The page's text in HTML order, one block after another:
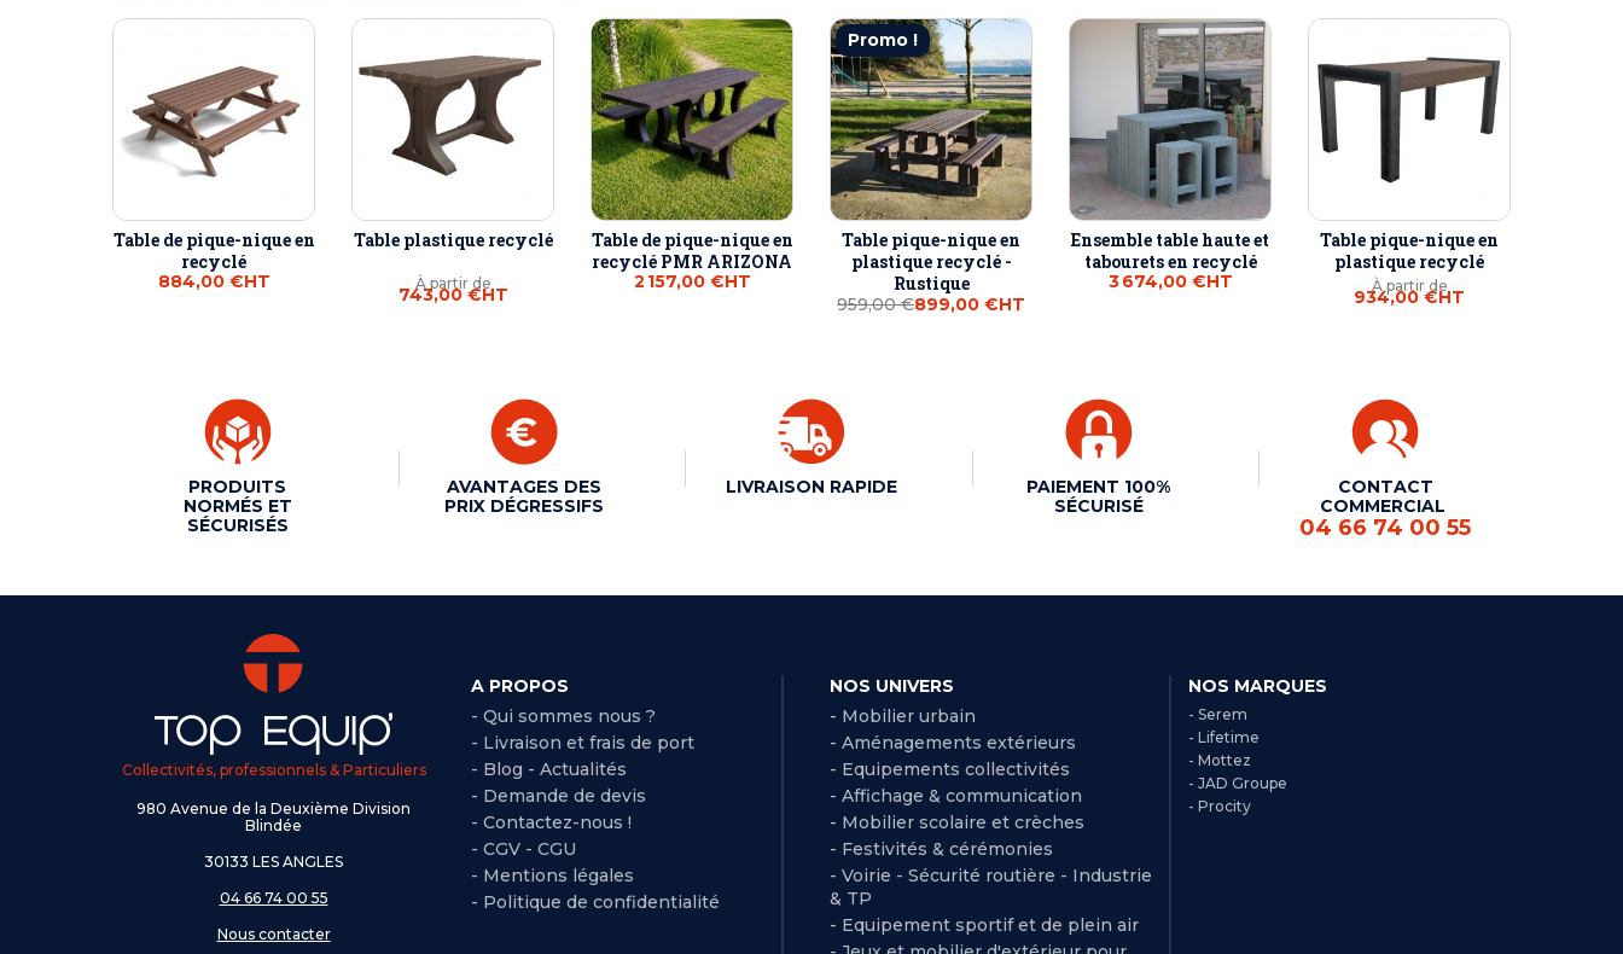
Table de pique-nique en
recyclé
884,00 €HT
Table plastique recyclé
À partir de
743,00 €HT
Table de pique-nique en
recyclé PMR ARIZONA
2 157,00 €HT
Promo !
Table pique-nique en
plastique recyclé -
Rustique
959,00 €899,00 €HT
Ensemble table haute et
tabourets en recyclé
3 674,00 €HT
Table pique-nique en
plastique recyclé
À partir de
934,00 €HT
PRODUITS
NORMÉS ET
SÉCURISÉS
AVANTAGES DES
PRIX DÉGRESSIFS
LIVRAISON RAPIDE
PAIEMENT 100%
SÉCURISÉ
CONTACT
COMMERCIAL
04 66 74 00 55
Collectivités, professionnels & Particuliers
980 Avenue de la Deuxième Division
Blindée
30133 LES ANGLES
04 66 74 00 55
Nous contacter
A PROPOS
- Qui sommes nous ?
- Livraison et frais de port
- Blog - Actualités
- Demande de devis
- Contactez-nous !
- CGV - CGU
- Mentions légales
- Politique de confidentialité
NOS UNIVERS
- Mobilier urbain
- Aménagements extérieurs
- Equipements collectivités
- Affichage & communication
- Mobilier scolaire et crèches
- Festivités & cérémonies
- Voirie - Sécurité routière - Industrie
& TP
- Equipement sportif et de plein air
NOS MARQUES
- Serem
- Lifetime
- Mottez
- JAD Groupe
- Procity